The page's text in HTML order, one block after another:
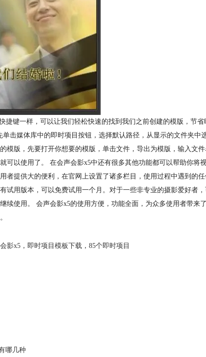
捷键一样，可以让我们轻松快速的找到我们之前创建的模版，节
击媒体库中的即时项目按钮，选择默认路径，从显示的文件夹中
模版，先要打开你想要的模版，单击文件，导出为模版，输入文
可以使用了。 在会声会影x5中还有很多其他功能都可以帮助你将
者提供大的便利，在官网上设置了诸多栏目，使用过程中遇到的
试用版本，可以免费试用一个月。对于一些非专业的摄影爱好者
续使用。 会声会影x5的使用方便，功能全面，为众多使用者带来
影x5 ， 即时项目模板下载 ， 85个即时项目
哪几种